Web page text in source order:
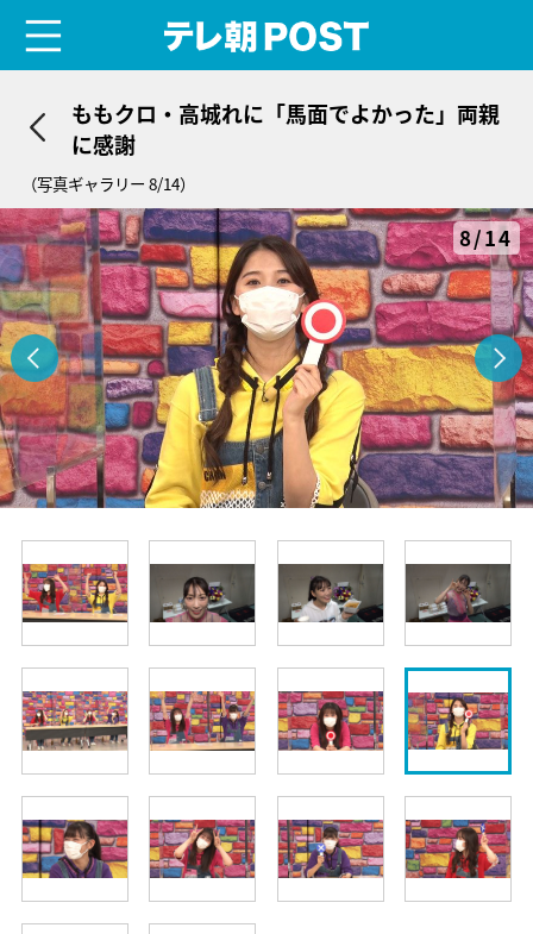
ももクロ・高城れに「馬面でよかった」両親
に感謝
（写真ギャラリー 8/14）
8/14